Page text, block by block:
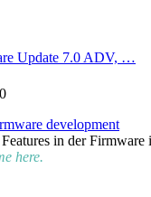
Update 7.0 ADV, …
development
in der
here.